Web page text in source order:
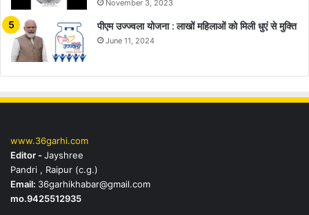
November 3, 2023
पीएम उज्ज्वला योजना : लाखों महिलाओं को मिली धुएं से मुक्ति
June 11, 2024
www.36garhi.com
Editor -Jayshree
Pandri , Raipur (c.g.)
Email: 36garhikhabar@gmail.com
mo.9425512935